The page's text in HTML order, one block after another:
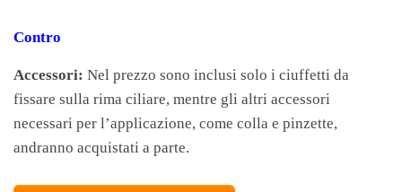
Contro
Accessori: Nel prezzo sono inclusi solo i ciuffetti da
fissare sulla rima ciliare, mentre gli altri accessori
necessari per l’applicazione, come colla e pinzette,
andranno acquistati a parte.